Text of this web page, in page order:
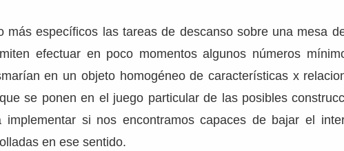
más específicos las tareas de descanso sobre una mesa
efectuar en poco momentos algunos números
en un objeto homogéneo de características x
se ponen en el juego particular de las posibles
implementar si nos encontramos capaces de bajar el
en ese sentido.